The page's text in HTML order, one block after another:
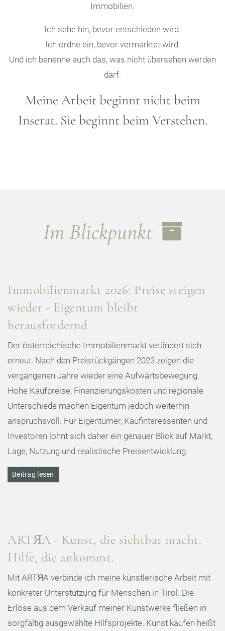
Immobilien.
Ich sehe hin, bevor entschieden wird.
Ich ordne ein, bevor vermarktet wird.
Und ich benenne auch das, was nicht übersehen werden
darf.
Meine Arbeit beginnt nicht beim
Inserat. Sie beginnt beim Verstehen.
Im Blickpunkt
Immobilienmarkt 2026: Preise steigen
wieder - Eigentum bleibt
herausfordernd
Der österreichische Immobilienmarkt verändert sich
erneut. Nach den Preisrückgängen 2023 zeigen die
vergangenen Jahre wieder eine Aufwärtsbewegung.
Hohe Kaufpreise, Finanzierungskosten und regionale
Unterschiede machen Eigentum jedoch weiterhin
anspruchsvoll. Für Eigentümer, Kaufinteressenten und
Investoren lohnt sich daher ein genauer Blick auf Markt,
Lage, Nutzung und realistische Preisentwicklung.
Beitrag lesen
ARTЯA - Kunst, die sichtbar macht.
Hilfe, die ankommt.
Mit ARTЯA verbinde ich meine künstlerische Arbeit mit
konkreter Unterstützung für Menschen in Tirol. Die
Erlöse aus dem Verkauf meiner Kunstwerke fließen in
sorgfältig ausgewählte Hilfsprojekte. Kunst kaufen heißt